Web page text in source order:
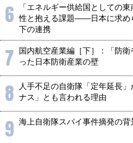
6
「エネルギー供給国としての
性と抱える課題――日本に求め
下の連携
7
国内航空産業編［下］：「防
った日本防衛産業の壁
8
人手不足の自衛隊「定年延長」
ナス」とも言われる理由
9 海上自衛隊スパイ事件摘発の背